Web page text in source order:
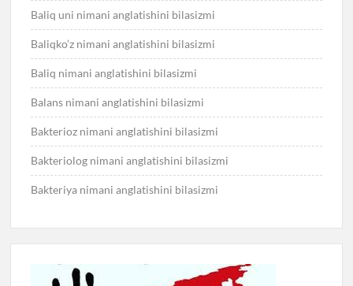
Baliq uni nimani anglatishini bilasizmi
Baliqko’z nimani anglatishini bilasizmi
Baliq nimani anglatishini bilasizmi
Balans nimani anglatishini bilasizmi
Bakterioz nimani anglatishini bilasizmi
Bakteriolog nimani anglatishini bilasizmi
Bakteriya nimani anglatishini bilasizmi